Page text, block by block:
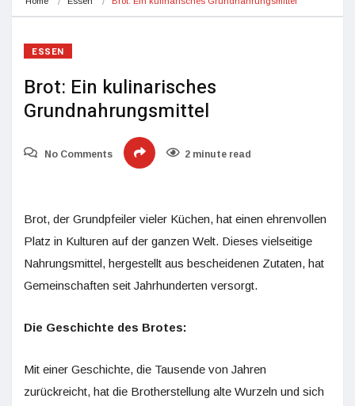
ESSEN
Brot: Ein kulinarisches
Grundnahrungsmittel
No Comments 2 minute read
Brot, der Grundpfeiler vieler Küchen, hat einen ehrenvollen
Platz in Kulturen auf der ganzen Welt. Dieses vielseitige
Nahrungsmittel, hergestellt aus bescheidenen Zutaten, hat
Gemeinschaften seit Jahrhunderten versorgt.
Die Geschichte des Brotes:
Mit einer Geschichte, die Tausende von Jahren
zurückreicht, hat die Brotherstellung alte Wurzeln und sich